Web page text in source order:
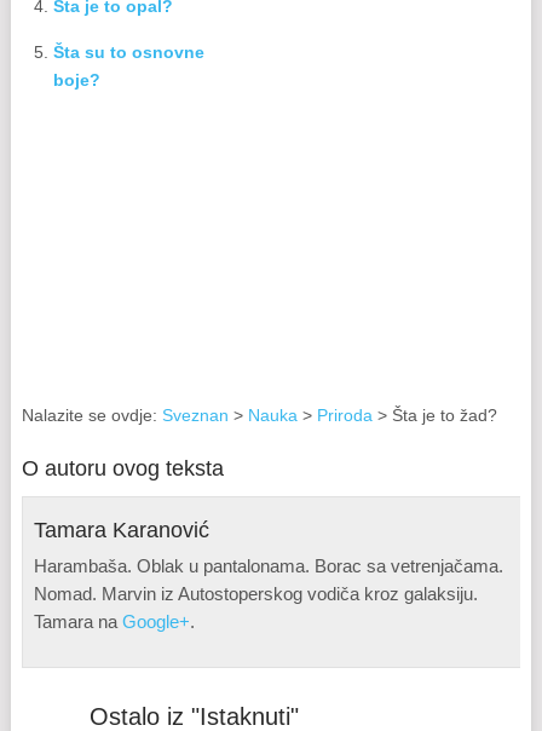
Šta je to opal?
Šta su to osnovne
boje?
Nalazite se ovdje: Sveznan > Nauka > Priroda > Šta je to žad?
O autoru ovog teksta
Tamara Karanović
Harambaša. Oblak u pantalonama. Borac sa vetrenjačama.
Nomad. Marvin iz Autostoperskog vodiča kroz galaksiju.
Tamara naGoogle+.
Ostalo iz "Istaknuti"